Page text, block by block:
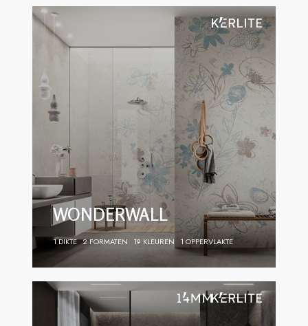
WONDERWALL
1 DIKTE 2 FORMATEN 19 KLEUREN 1 OPPERVLAKTE